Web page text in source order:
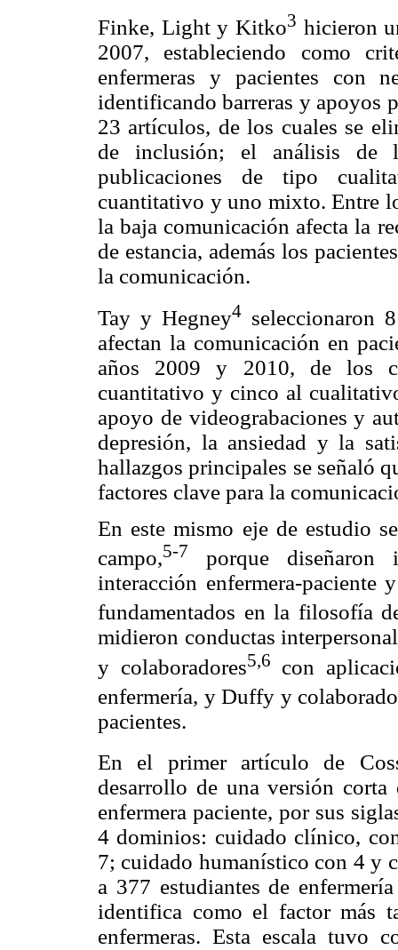
Finke, Light y Kitko3 hicieron
2007, estableciendo como
enfermeras y pacientes con
identificando barreras y apoyos
23 artículos, de los cuales se
de inclusión; el análisis de
publicaciones de tipo
cuantitativo y uno mixto. Entre
la baja comunicación afecta la
de estancia, además los
la comunicación.
Tay y Hegney4 seleccionaron
afectan la comunicación en
años 2009 y 2010, de los
cuantitativo y cinco al
apoyo de videograbaciones y
depresión, la ansiedad y la
hallazgos principales se señaló
factores clave para la
En este mismo eje de estudio
campo,5-7
porque diseñaron
interacción enfermera-
fundamentados en la filosofía
midieron conductas
y colaboradores5,6
con
enfermería, y Duffy y
pacientes.
En el primer artículo de
desarrollo de una versión
enfermera paciente, por sus
4 dominios: cuidado clínico,
7; cuidado humanístico con 4 y
a 377 estudiantes de
identifica como el factor más
enfermeras. Esta escala tuvo